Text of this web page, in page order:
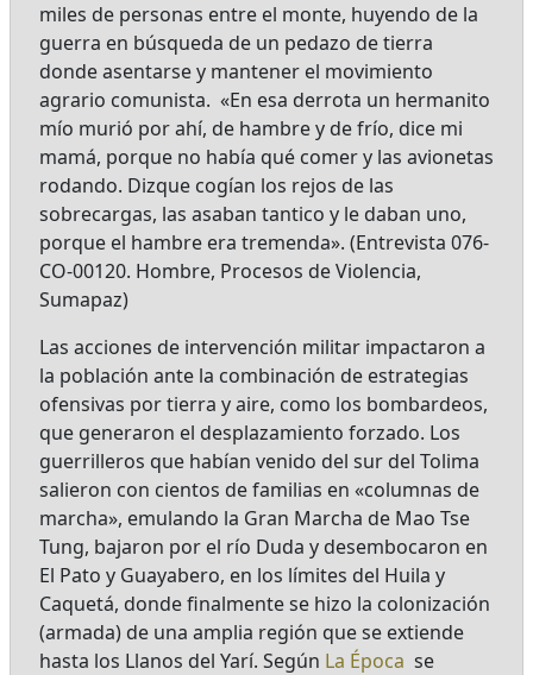
miles de personas entre el monte, huyendo de la
guerra en búsqueda de un pedazo de tierra
donde asentarse y mantener el movimiento
agrario comunista. «En esa derrota un hermanito
mío murió por ahí, de hambre y de frío, dice mi
mamá, porque no había qué comer y las avionetas
rodando. Dizque cogían los rejos de las
sobrecargas, las asaban tantico y le daban uno,
porque el hambre era tremenda». (Entrevista 076-
CO-00120. Hombre, Procesos de Violencia,
Sumapaz)
Las acciones de intervención militar impactaron a
la población ante la combinación de estrategias
ofensivas por tierra y aire, como los bombardeos,
que generaron el desplazamiento forzado. Los
guerrilleros que habían venido del sur del Tolima
salieron con cientos de familias en «columnas de
marcha», emulando la Gran Marcha de Mao Tse
Tung, bajaron por el río Duda y desembocaron en
El Pato y Guayabero, en los límites del Huila y
Caquetá, donde finalmente se hizo la colonización
(armada) de una amplia región que se extiende
hasta los Llanos del Yarí. Según La Época se